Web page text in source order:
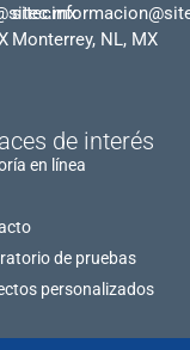
Monterrey, NL, MX
de interés
en línea
de pruebas
personalizados